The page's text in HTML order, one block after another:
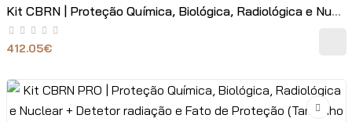
Kit CBRN | Proteção Química, Biológica, Radiológica e Nuclear
412.05€